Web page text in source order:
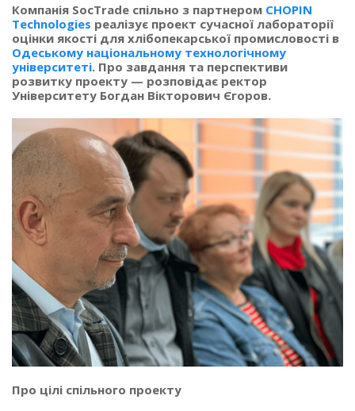
Компанія SocTrade спільно з партнером CHOPIN
Technologies реалізує проект сучасної лабораторії
оцінки якості для хлібопекарської промисловості в
Одеському національному технологічному
університеті. Про завдання та перспективи
розвитку проекту — розповідає ректор
Університету Богдан Вікторович Єгоров.
Про цілі спільного проекту